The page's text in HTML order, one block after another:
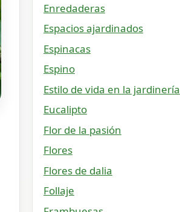
Enredaderas
Espacios ajardinados
Espinacas
Espino
Estilo de vida en la jardinería
Eucalipto
Flor de la pasión
Flores
Flores de dalia
Follaje